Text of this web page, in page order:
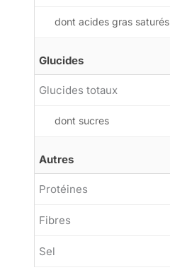
dont acides gras saturés
Glucides
Glucides totaux
dont sucres
Autres
Protéines
Fibres
Sel